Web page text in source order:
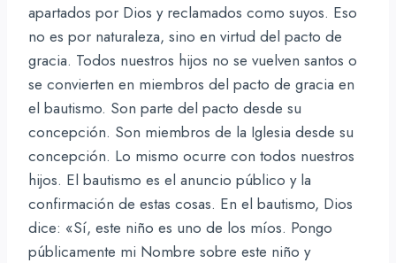
apartados por Dios y reclamados como suyos. Eso
no es por naturaleza, sino en virtud del pacto de
gracia. Todos nuestros hijos no se vuelven santos o
se convierten en miembros del pacto de gracia en
el bautismo. Son parte del pacto desde su
concepción. Son miembros de la Iglesia desde su
concepción. Lo mismo ocurre con todos nuestros
hijos. El bautismo es el anuncio público y la
confirmación de estas cosas. En el bautismo, Dios
dice: «Sí, este niño es uno de los míos. Pongo
públicamente mi Nombre sobre este niño y